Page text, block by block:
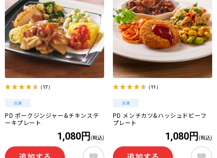
（17）
PD ポークジンジャー&チキンステ
ーキプレート
1,080円 (税込)
（11）
PD メンチカツ&ハッシュドビーフ
プレート
1,080円 (税込)